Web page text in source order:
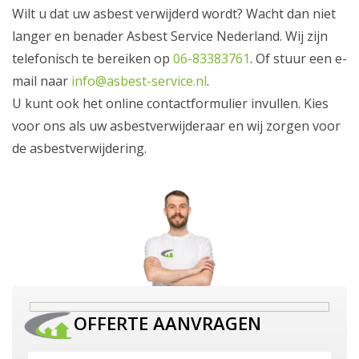
Wilt u dat uw asbest verwijderd wordt? Wacht dan niet
langer en benader Asbest Service Nederland. Wij zijn
telefonisch te bereiken op 06-83383761. Of stuur een e-
mail naar info@asbest-service.nl.
U kunt ook het online contactformulier invullen. Kies
voor ons als uw asbestverwijderaar en wij zorgen voor
de asbestverwijdering.
OFFERTE AANVRAGEN